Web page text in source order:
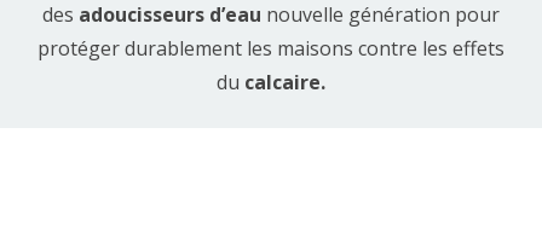
des adoucisseurs d’eau nouvelle génération pour
protéger durablement les maisons contre les effets
du calcaire.